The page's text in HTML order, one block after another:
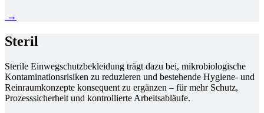
→
Steril
Sterile Einwegschutzbekleidung trägt dazu bei, mikrobiologische
Kontaminationsrisiken zu reduzieren und bestehende Hygiene- und
Reinraumkonzepte konsequent zu ergänzen – für mehr Schutz,
Prozesssicherheit und kontrollierte Arbeitsabläufe.